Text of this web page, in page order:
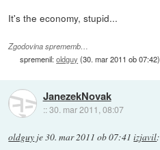
It's the economy, stupid...
Zgodovina sprememb…
spremenil:oldguy (30. mar 2011 ob 07:42)
JanezekNovak
::30. mar 2011, 08:07
oldguy je30. mar 2011 ob 07:41 izjavil: